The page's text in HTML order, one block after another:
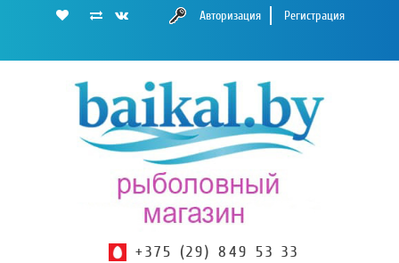
Авторизация Регистрация
+375 (29) 849 53 33